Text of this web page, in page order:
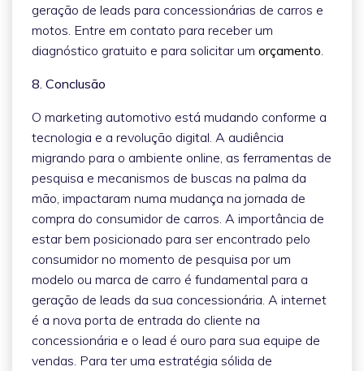
geração de leads para concessionárias de carros e
motos. Entre em contato para receber um
diagnóstico gratuito e para solicitar um orçamento
8. Conclusão
O marketing automotivo está mudando conforme a
tecnologia e a revolução digital. A audiência
migrando para o ambiente online, as ferramentas de
pesquisa e mecanismos de buscas na palma da
mão, impactaram numa mudança na jornada de
compra do consumidor de carros. A importância de
estar bem posicionado para ser encontrado pelo
consumidor no momento de pesquisa por um
modelo ou marca de carro é fundamental para a
geração de leads da sua concessionária. A internet
é a nova porta de entrada do cliente na
concessionária e o lead é ouro para sua equipe de
vendas. Para ter uma estratégia sólida de